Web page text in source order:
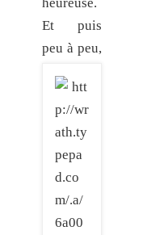
Et puis
peu à peu,